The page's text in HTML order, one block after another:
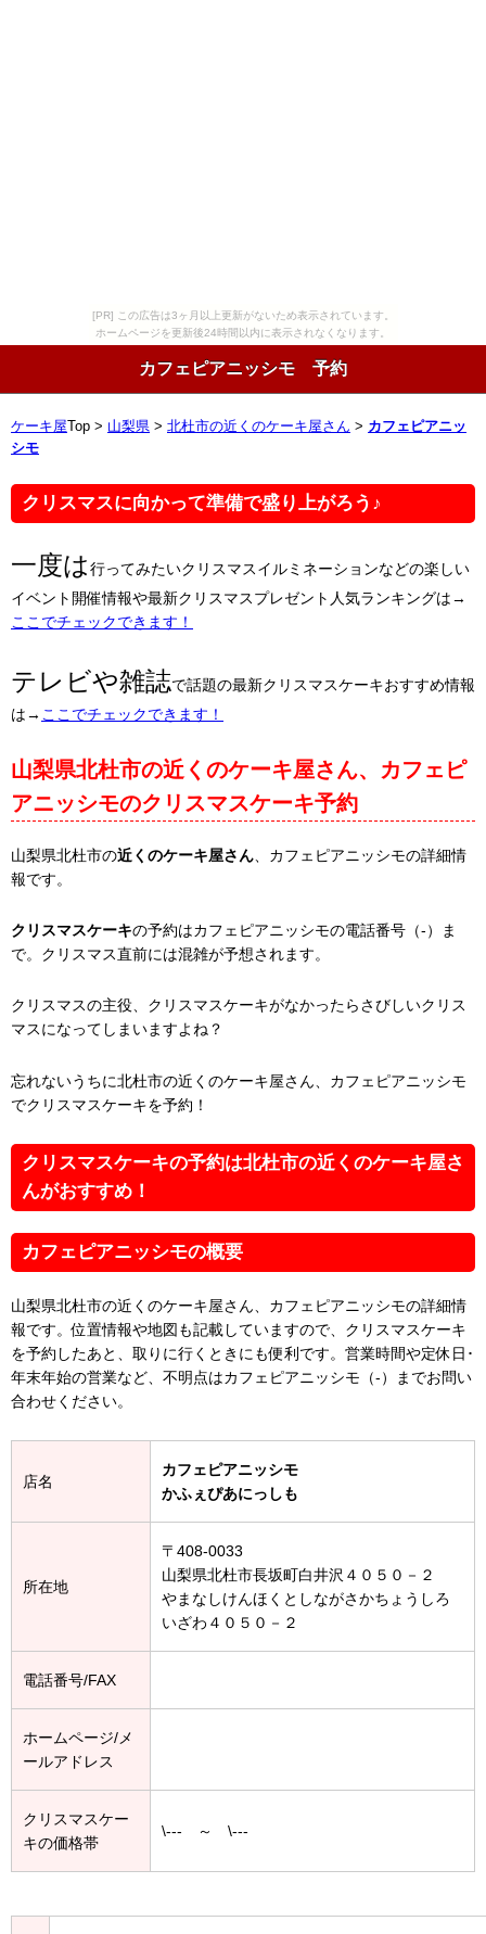
[PR] この広告は3ヶ月以上更新がないため表示されています。
ホームページを更新後24時間以内に表示されなくなります。
カフェピアニッシモ 予約
ケーキ屋 Top > 山梨県 > 北杜市の近くのケーキ屋さん > カフェピアニッ
シモ
クリスマスに向かって準備で盛り上がろう♪
一度は行ってみたいクリスマスイルミネーションなどの楽しい
イベント開催情報や最新クリスマスプレゼント人気ランキングは→
ここでチェックできます！
テレビや雑誌で話題の最新クリスマスケーキおすすめ情報
は→ ここでチェックできます！
山梨県北杜市の近くのケーキ屋さん、カフェピ
アニッシモのクリスマスケーキ予約
山梨県北杜市の近くのケーキ屋さん 、カフェピアニッシモの詳細情
報です。
クリスマスケーキの予約はカフェピアニッシモの電話番号（-）ま
で。クリスマス直前には混雑が予想されます。
クリスマスの主役、クリスマスケーキがなかったらさびしいクリス
マスになってしまいますよね？
忘れないうちに北杜市の近くのケーキ屋さん、カフェピアニッシモ
でクリスマスケーキを予約！
クリスマスケーキの予約は北杜市の近くのケーキ屋さ
んがおすすめ！
カフェピアニッシモの概要
山梨県北杜市の近くのケーキ屋さん、カフェピアニッシモの詳細情
報です。位置情報や地図も記載していますので、クリスマスケーキ
を予約したあと、取りに行くときにも便利です。営業時間や定休日･
年末年始の営業など、不明点はカフェピアニッシモ（-）までお問い
合わせください。
店名
カフェピアニッシモ
かふぇぴあにっしも
所在地
〒408-0033
山梨県北杜市長坂町白井沢４０５０－２
やまなしけんほくとしながさかちょうしろ
いざわ４０５０－２
電話番号/FAX
ホームページ/メ
ールアドレス
クリスマスケー
キの価格帯
\--- ～ \---